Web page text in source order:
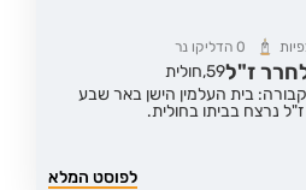
0הדליקו נר
ז"ל59, חולית
בית העלמין הישן באר שבע
נרצח בביתו בחולית.
לפוסט המלא